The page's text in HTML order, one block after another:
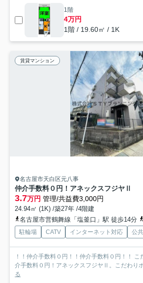
1階
4万円
1階 / 19.60㎡ / 1K
賃貸マンション
名古屋市天白区元八事
仲介手数料０円！アネックスフジヤⅡ
3.7万円 管理/共益費3,000円
24.94㎡ (1K) /築27年 /4階建
名古屋市営鶴舞線「塩釜口」駅 徒歩14分
駐輪場 CATV インターネット対応 公
！！仲介手数料０円！！仲介手数料０円！！
介手数料０円！アネックスフジヤⅡ。こだわり
る